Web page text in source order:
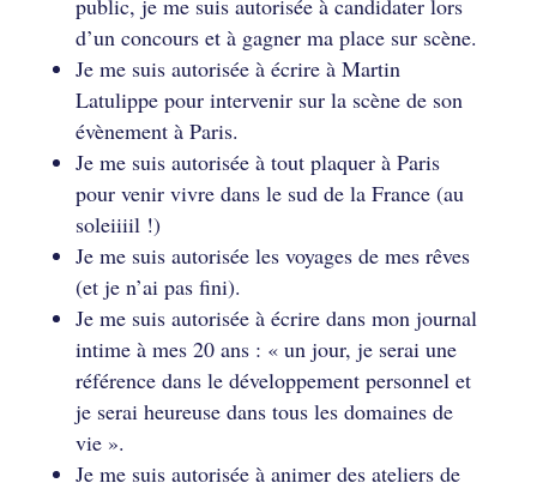
public, je me suis autorisée à candidater lors
d’un concours et à gagner ma place sur scène.
Je me suis autorisée à écrire à Martin
Latulippe pour intervenir sur la scène de son
évènement à Paris.
Je me suis autorisée à tout plaquer à Paris
pour venir vivre dans le sud de la France (au
soleiiiil !)
Je me suis autorisée les voyages de mes rêves
(et je n’ai pas fini).
Je me suis autorisée à écrire dans mon journal
intime à mes 20 ans : « un jour, je serai une
référence dans le développement personnel et
je serai heureuse dans tous les domaines de
vie ».
Je me suis autorisée à animer des ateliers de